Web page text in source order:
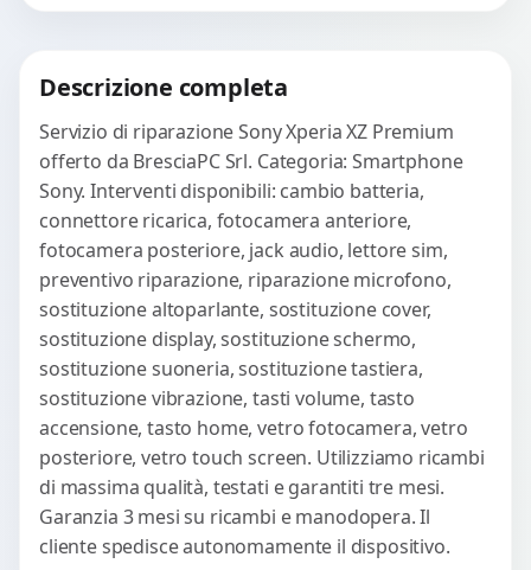
avanzati per...
Descrizione completa
Servizio di riparazione Sony Xperia XZ Premium
offerto da BresciaPC Srl. Categoria: Smartphone
Sony. Interventi disponibili: cambio batteria,
connettore ricarica, fotocamera anteriore,
fotocamera posteriore, jack audio, lettore sim,
preventivo riparazione, riparazione microfono,
sostituzione altoparlante, sostituzione cover,
sostituzione display, sostituzione schermo,
sostituzione suoneria, sostituzione tastiera,
sostituzione vibrazione, tasti volume, tasto
accensione, tasto home, vetro fotocamera, vetro
posteriore, vetro touch screen. Utilizziamo ricambi
di massima qualità, testati e garantiti tre mesi.
Garanzia 3 mesi su ricambi e manodopera. Il
cliente spedisce autonomamente il dispositivo.